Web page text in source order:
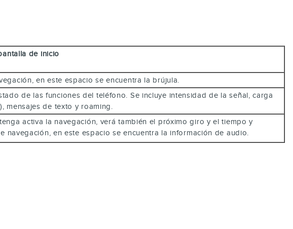
de inicio
en este espacio se encuentra la brújula.
de las funciones del teléfono. Se incluye intensidad de la señal, carga
mensajes de texto y roaming.
activa la navegación, verá también el próximo giro y el tiempo y
en este espacio se encuentra la información de audio.